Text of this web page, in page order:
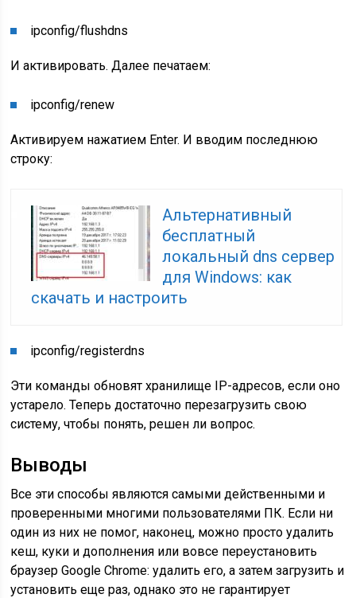
ipconfig/flushdns
И активировать. Далее печатаем:
ipconfig/renew
Активируем нажатием Enter. И вводим последнюю
строку:
Альтернативный
бесплатный
локальный dns сервер
для Windows: как
скачать и настроить
ipconfig/registerdns
Эти команды обновят хранилище IP-адресов, если оно
устарело. Теперь достаточно перезагрузить свою
систему, чтобы понять, решен ли вопрос.
Выводы
Все эти способы являются самыми действенными и
проверенными многими пользователями ПК. Если ни
один из них не помог, наконец, можно просто удалить
кеш, куки и дополнения или вовсе переустановить
браузер Google Chrome: удалить его, а затем загрузить и
установить еще раз, однако это не гарантирует